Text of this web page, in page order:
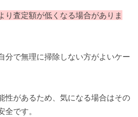
り査定額が低くなる場合がありま
分で無理に掃除しない方がよいケー
性があるため、気になる場合はその
全です。